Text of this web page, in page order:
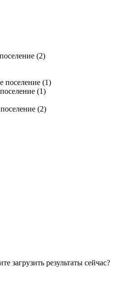
(2)
поселение (1)
(1)
(2)
загрузить результаты сейчас?